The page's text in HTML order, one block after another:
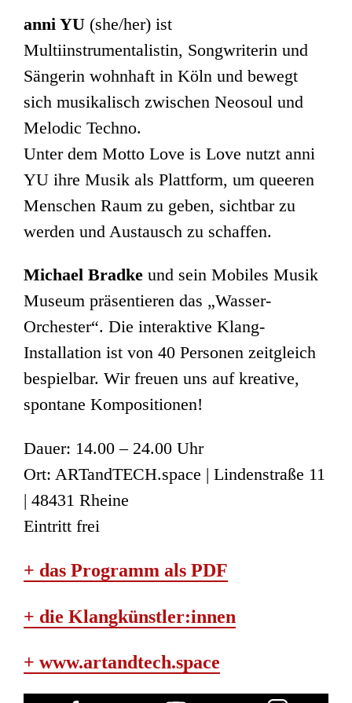
anni YU (she/her) ist
Multiinstrumentalistin, Songwriterin und
Sängerin wohnhaft in Köln und bewegt
sich musikalisch zwischen Neosoul und
Melodic Techno.
Unter dem Motto Love is Love nutzt anni
YU ihre Musik als Plattform, um queeren
Menschen Raum zu geben, sichtbar zu
werden und Austausch zu schaffen.
Michael Bradke und sein Mobiles Musik
Museum präsentieren das „Wasser-
Orchester“. Die interaktive Klang-
Installation ist von 40 Personen zeitgleich
bespielbar. Wir freuen uns auf kreative,
spontane Kompositionen!
Dauer: 14.00 – 24.00 Uhr
Ort: ARTandTECH.space | Lindenstraße 11
| 48431 Rheine
Eintritt frei
+ das Programm als PDF
+ die Klangkünstler:innen
+ www.artandtech.space